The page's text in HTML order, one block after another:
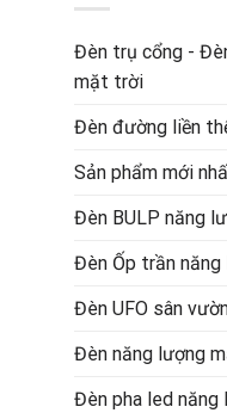
Đèn trụ cổng -
mặt trời
Đèn đường liền
Sản phẩm mới
Đèn BULP năng
Đèn Ốp trần
Đèn UFO sân
Đèn năng lượng
Đèn pha led